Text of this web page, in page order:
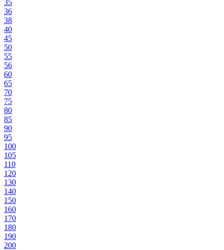
35
36
38
40
45
50
55
56
60
65
70
75
80
85
90
95
100
105
110
120
130
140
150
160
170
180
190
200